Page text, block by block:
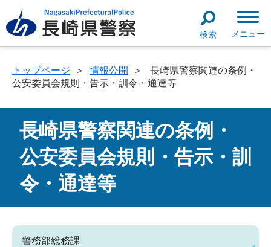
検索 メニュー
トップページ ＞ 情報公開 ＞
長崎県警察関連の条例・
公安委員会規則・告示・訓令・通達等
長崎県警察関連の条例・
公安委員会規則・告示・訓
令・通達等
警務部総務課